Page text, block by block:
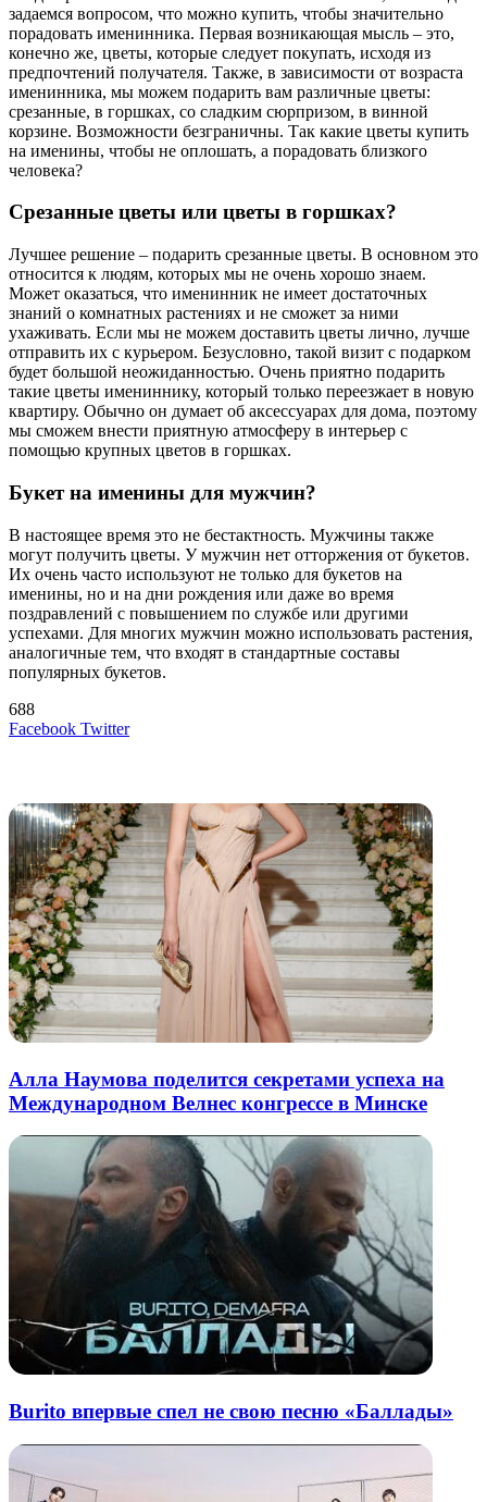
задаемся вопросом, что можно купить, чтобы значительно
порадовать именинника. Первая возникающая мысль – это,
конечно же, цветы, которые следует покупать, исходя из
предпочтений получателя. Также, в зависимости от возраста
именинника, мы можем подарить вам различные цветы:
срезанные, в горшках, со сладким сюрпризом, в винной
корзине. Возможности безграничны. Так какие цветы купить
на именины, чтобы не оплошать, а порадовать близкого
человека?
Срезанные цветы или цветы в горшках?
Лучшее решение – подарить срезанные цветы. В основном это
относится к людям, которых мы не очень хорошо знаем.
Может оказаться, что именинник не имеет достаточных
знаний о комнатных растениях и не сможет за ними
ухаживать. Если мы не можем доставить цветы лично, лучше
отправить их с курьером. Безусловно, такой визит с подарком
будет большой неожиданностью. Очень приятно подарить
такие цветы имениннику, который только переезжает в новую
квартиру. Обычно он думает об аксессуарах для дома, поэтому
мы сможем внести приятную атмосферу в интерьер с
помощью крупных цветов в горшках.
Букет на именины для мужчин?
В настоящее время это не бестактность. Мужчины также
могут получить цветы. У мужчин нет отторжения от букетов.
Их очень часто используют не только для букетов на
именины, но и на дни рождения или даже во время
поздравлений с повышением по службе или другими
успехами. Для многих мужчин можно использовать растения,
аналогичные тем, что входят в стандартные составы
популярных букетов.
688
Facebook TwitterLinkedIn
Tumblr
Reddit
Вконтакте
Одноклассники
Skype
Messenger
Messenger
WhatsApp
Telegram
Viber
Line
Поделиться
Печатать
Алла Наумова поделится секретами успеха на
Международном Велнес конгрессе в Минске
Burito впервые спел не свою песню «Баллады»